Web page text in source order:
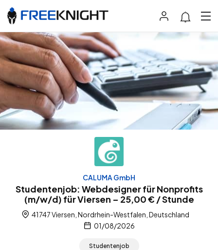
CALUMA GmbH
Studentenjob: Webdesigner für Nonprofits
(m/w/d) für Viersen – 25,00 € / Stunde
41747 Viersen, Nordrhein-Westfalen, Deutschland
01/08/2026
Studentenjob